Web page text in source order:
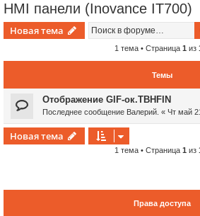
HMI панели (Inovance IT700)
Новая тема
1 тема • Страница 1 из
Темы
Отображение GIF-ок.TBHFIN
Последнее сообщение Валерий. « Чт май
Новая тема
1 тема • Страница 1 из
Права доступа